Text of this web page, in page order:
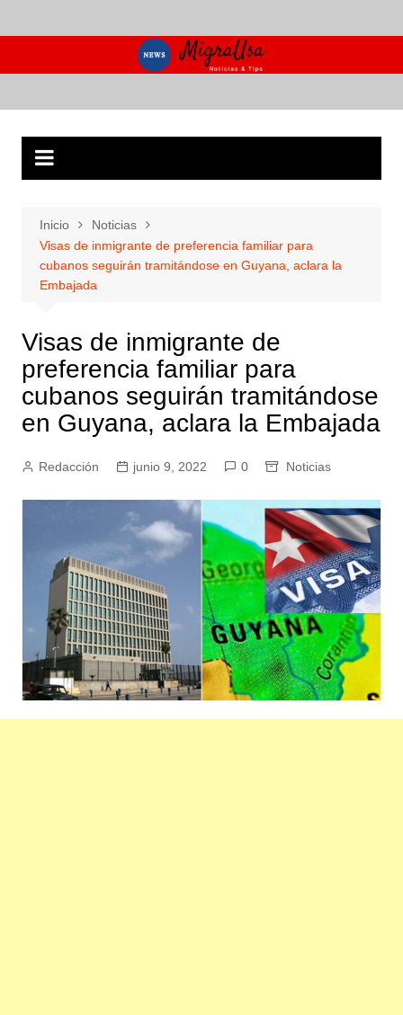
al
Inicio
Noticias
Visas de inmigrante de preferencia familiar para
cubanos seguirán tramitándose en Guyana, aclara la
Embajada
Visas de inmigrante de
preferencia familiar para
cubanos seguirán tramitándose
en Guyana, aclara la Embajada
Redacción junio 9, 2022 0 Noticias